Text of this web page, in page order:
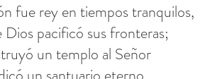
fue rey en tiempos tranquilos,
Dios pacificó sus fronteras;
un templo al Señor